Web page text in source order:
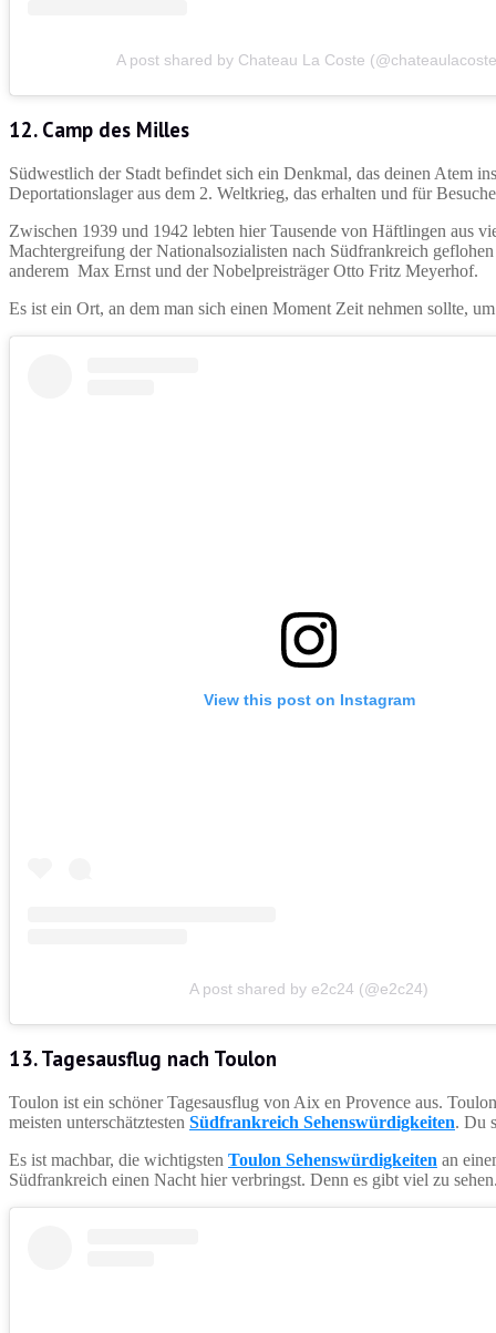
A post shared by Chateau La Coste
12. Camp des Milles
Südwestlich der Stadt befindet sich ein Denkmal, das deinen Atem
Deportationslager aus dem 2. Weltkrieg, das erhalten und für
Zwischen 1939 und 1942 lebten hier Tausende von Häftlingen aus
Machtergreifung der Nationalsozialisten nach Südfrankreich
anderem Max Ernst und der Nobelpreisträger Otto Fritz Meyerhof.
Es ist ein Ort, an dem man sich einen Moment Zeit nehmen sollte,
View this post on Instagram
A post shared by e2c24 (@e2c24)
13. Tagesausflug nach Toulon
Toulon ist ein schöner Tagesausflug von Aix en Provence aus.
meisten unterschätztesten Südfrankreich Sehenswürdigkeiten. Du
Es ist machbar, die wichtigsten Toulon Sehenswürdigkeiten an
Südfrankreich einen Nacht hier verbringst. Denn es gibt viel zu